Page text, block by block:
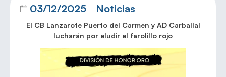
03/12/2025 Noticias
El CB Lanzarote Puerto del Carmen y AD Carballal
lucharán por eludir el farolillo rojo